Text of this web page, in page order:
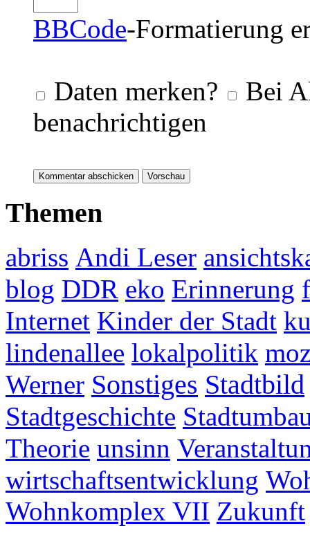
BBCode-Formatierung
Daten merken?
Bei
benachrichtigen
Themen
abriss Andi Leser
blog DDR eko Erinnerung
Internet Kinder der Stadt
lindenallee lokalpolitik
Werner Sonstiges Stadtbild
Stadtgeschichte
Theorie unsinn
wirtschaftsentwicklung
Wohnkomplex VII Zukunft